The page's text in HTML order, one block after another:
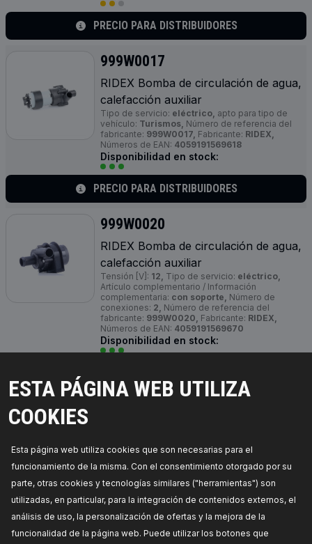
ESTA PÁGINA WEB UTILIZA
COOKIES
Esta página web utiliza cookies que son necesarias para el
funcionamiento de la misma. Con el consentimiento otorgado por su
parte, otras cookies y tecnologías similares ("herramientas") son
utilizadas, en particular, para la integración de contenidos externos, el
análisis de uso, la personalización de ofertas y la mejora de la
funcionalidad de la página web. Puede utilizar los botones que
PRECIO PARA DISTRIBUIDORES
999W0017
RIDEX Bomba de circulación de agua,
calefacción auxiliar
Tipo de servicio: eléctrico, apto para tipo de
vehículo: Turismos, Número de referencia del
fabricante: 999W0017, Fabricante: RIDEX,
Números de EAN: 4059191569618
Disponibilidad en stock:
PRECIO PARA DISTRIBUIDORES
999W0020
RIDEX Bomba de circulación de agua,
calefacción auxiliar
Tensión [V]: 12, Tipo de servicio: eléctrico,
Artículo complementario / Información
complementaria: con soporte, Número de
conexiones: 2, Número de referencia del
fabricante: 999W0020, Fabricante: RIDEX,
Números de EAN: 4059191569670
Disponibilidad en stock:
calefacción auxiliar
Número de enchufes de contacto: 3,Número de
referencia del fabricante:999W0021,Fabricante:
Números de EAN:
Disponibilidad en stock:
PRECIO PARA DISTRIBUIDORES